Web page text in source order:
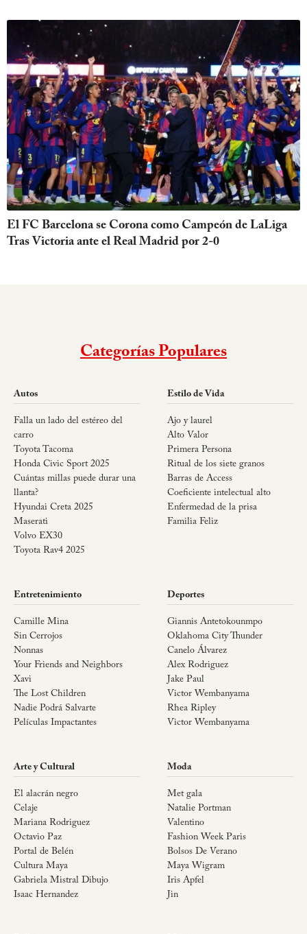
El FC Barcelona se Corona como Campeón de LaLiga
Tras Victoria ante el Real Madrid por 2-0
Categorías Populares
Autos
Falla un lado del estéreo del
carro
Toyota Tacoma
Honda Civic Sport 2025
Cuántas millas puede durar una
llanta?
Hyundai Creta 2025
Maserati
Volvo EX30
Toyota Rav4 2025
Estilo de Vida
Ajo y laurel
Alto Valor
Primera Persona
Ritual de los siete granos
Barras de Access
Coeficiente intelectual alto
Enfermedad de la prisa
Familia Feliz
Entretenimiento
Camille Mina
Sin Cerrojos
Nonnas
Your Friends and Neighbors
Xavi
The Lost Children
Nadie Podrá Salvarte
Películas Impactantes
Deportes
Giannis Antetokounmpo
Oklahoma City Thunder
Canelo Álvarez
Alex Rodriguez
Jake Paul
Victor Wembanyama
Rhea Ripley
Victor Wembanyama
Arte y Cultural
El alacrán negro
Celaje
Mariana Rodriguez
Octavio Paz
Portal de Belén
Cultura Maya
Gabriela Mistral Dibujo
Isaac Hernandez
Moda
Met gala
Natalie Portman
Valentino
Fashion Week Paris
Bolsos De Verano
Maya Wigram
Iris Apfel
Jin